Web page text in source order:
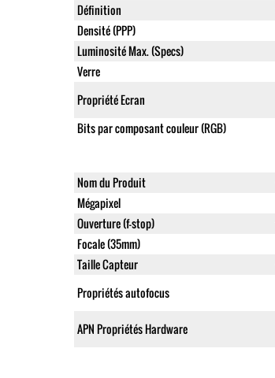
Définition
Densité (PPP)
Luminosité Max. (Specs)
Verre
Propriété Ecran
Bits par composant couleur (RGB)
Nom du Produit
Mégapixel
Ouverture (f-stop)
Focale (35mm)
Taille Capteur
Propriétés autofocus
APN Propriétés Hardware